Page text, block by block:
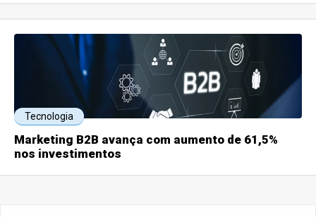
Tecnologia
Marketing B2B avança com aumento de 61,5%
nos investimentos